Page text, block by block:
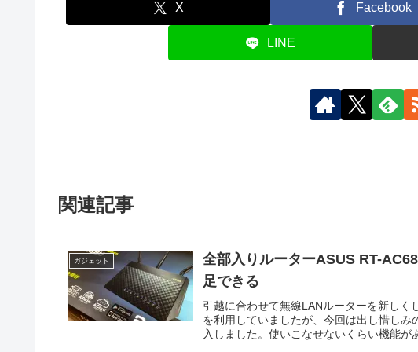
X Facebook
LINE
関連記事
ガジェット
全部入りルーターASUS RT-
足できる
引越に合わせて無線LANルーターを新し
を利用していましたが、今回は出し惜し
入しました。使いこなせないくらい機能が